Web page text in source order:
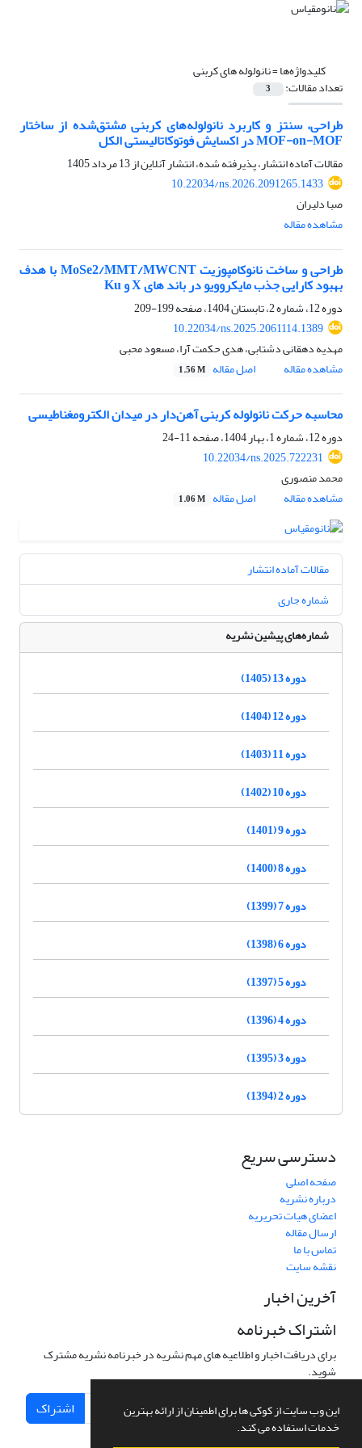
این وب سایت از کوکی ها برای اطمینان از ارائه بهترین
خدمات استفاده می کند.
کلیدواژه‌ها =نانولوله های کربنی
تعداد مقالات: 3
طراحی، سنتز و کاربرد نانولوله‌های کربنی مشتق‌شده از ساختار
MOF-on-MOF در اکسایش فوتوکاتالیستی الکل
مقالات آماده انتشار، پذیرفته شده، انتشار آنلاین از13 مرداد 1405
10.22034/ns.2026.2091265.1433
صبا دلیران
مشاهده مقاله
طراحی و ساخت نانوکامپوزیت MoSe2/MMT/MWCNT با هدف
بهبود کارایی جذب مایکروویو در باند های X و Ku
دوره 12، شماره 2، تابستان 1404، صفحه
199-209
10.22034/ns.2025.2061114.1389
مهدیه دهقانی دشتابی، هدی حکمت آرا، مسعود محبی
مشاهده مقاله
اصل مقاله 1.56 M
محاسبه حرکت نانولوله کربنی آهن‌دار در میدان الکترومغناطیسی
دوره 12، شماره 1، بهار 1404، صفحه
11-24
10.22034/ns.2025.722231
محمد منصوری
مشاهده مقاله
اصل مقاله 1.06 M
مقالات آماده انتشار
شماره جاری
شماره‌های پیشین نشریه
دوره 13 (1405)
دوره 12 (1404)
دوره 11 (1403)
دوره 10 (1402)
دوره 9 (1401)
دوره 8 (1400)
دوره 7 (1399)
دوره 6 (1398)
دوره 5 (1397)
دوره 4 (1396)
دوره 3 (1395)
دوره 2 (1394)
دسترسی سریع
صفحه اصلی
درباره نشریه
اعضای هیات تحریریه
ارسال مقاله
تماس با ما
نقشه سایت
آخرین اخبار
اشتراک خبرنامه
برای دریافت اخبار و اطلاعیه های مهم نشریه در خبرنامه نشریه مشترک
شوید.
اشتراک